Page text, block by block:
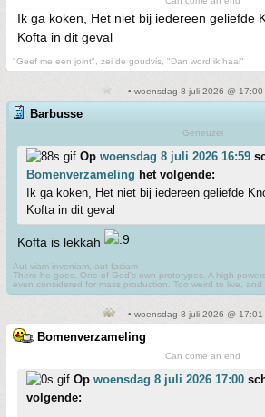
Ik ga koken, Het niet bij iedereen geliefde
Kofta in dit geval
"Geef me een joint", zei de goudvis, "Dan word ik haai"
• woensdag 8 juli 2026 @ 17:00
Barbusse
Geneuzel
Op woensdag 8 juli 2026 16:59
Bomenverzameling het volgende:
Ik ga koken, Het niet bij iedereen geliefde
Kofta in dit geval
Kofta is lekkah
Aut viam inveniam, aut faciam
There he goes. One of God's own prototypes. A high-
even considered for mass production. Too weird to live, and
• woensdag 8 juli 2026 @ 17:01
Bomenverzameling
Can come an end
Op woensdag 8 juli 2026 17:00
volgende: